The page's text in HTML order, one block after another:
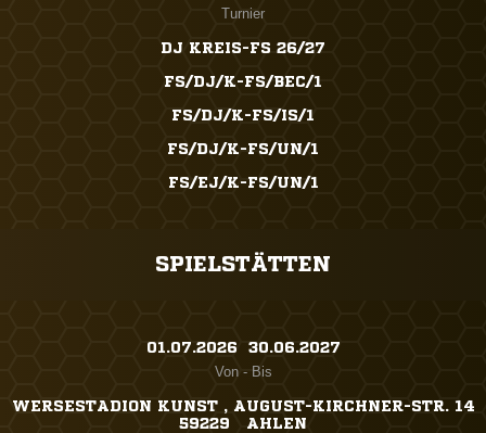
Turnier
DJ KREIS-FS 26/27
FS/DJ/K-FS/BEC/1
FS/DJ/K-FS/IS/1
FS/DJ/K-FS/UN/1
FS/EJ/K-FS/UN/1
SPIELSTÄTTEN
01.07.2026 ​ 30.06.2027
Von - Bis
WERSESTADION KUNST , AUGUST-KIRCHNER-STR. 14
59229 AHLEN